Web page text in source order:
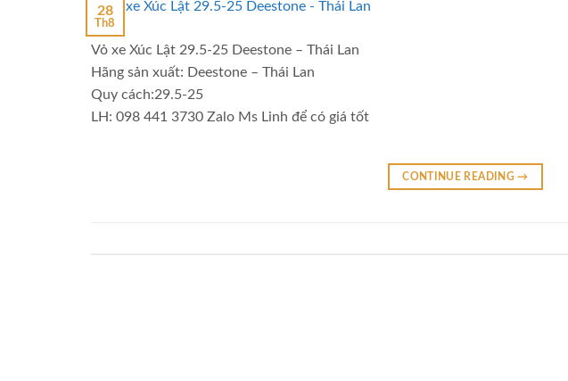
28
Th8
Vỏ xe Xúc Lật 29.5-25 Deestone – Thái Lan
Hãng sản xuất: Deestone – Thái Lan
Quy cách:29.5-25
LH: 098 441 3730 Zalo Ms Linh để có giá tốt
CONTINUE READING→